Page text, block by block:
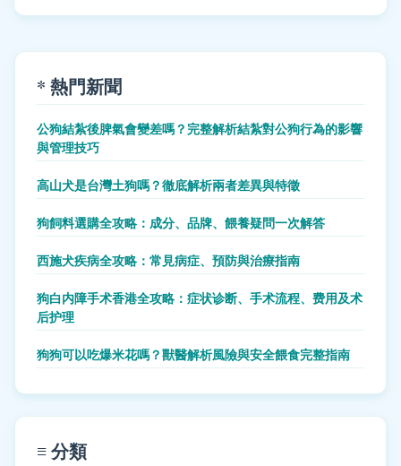
* 熱門新聞
公狗結紮後脾氣會變差嗎？完整解析結紮對公狗行為的影響
與管理技巧
高山犬是台灣土狗嗎？徹底解析兩者差異與特徵
狗飼料選購全攻略：成分、品牌、餵養疑問一次解答
西施犬疾病全攻略：常見病症、預防與治療指南
狗白内障手术香港全攻略：症状诊断、手术流程、费用及术
后护理
狗狗可以吃爆米花嗎？獸醫解析風險與安全餵食完整指南
≡ 分類